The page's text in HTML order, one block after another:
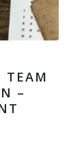
TEAM
–